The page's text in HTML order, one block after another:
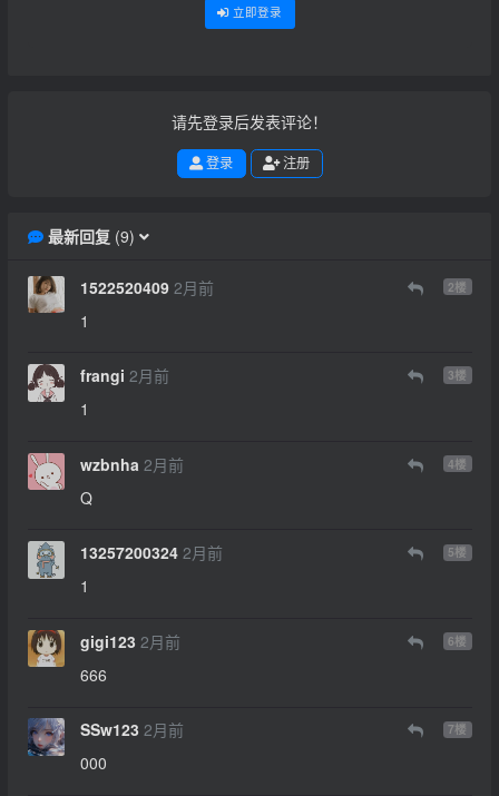
立即登录
请先登录后发表评论！
登录 注册
最新回复(9)
1522520409 2月前 2楼
1
frangi 2月前 3楼
1
wzbnha 2月前 4楼
Q
13257200324 2月前 5楼
1
gigi123 2月前 6楼
666
SSw123 2月前 7楼
000